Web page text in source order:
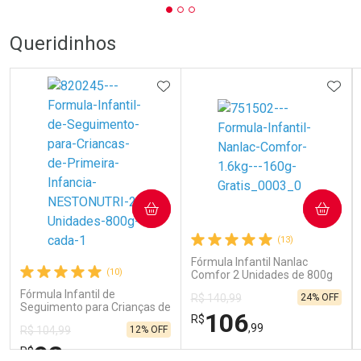
Queridinhos
(10)
Fórmula Infantil de
Seguimento para Crianças de
Primeira Infância Nestonutri
2 Unidades de 800g cada
R$ 104,99
R$
12% OFF
ADICIONAR AOS FAVORITOS
COMPRAR
(13)
Fórmula Infantil Nanlac
Comfor 2 Unidades de 800g
R$ 140,99
R$106,99
24% OFF
COMPRAR